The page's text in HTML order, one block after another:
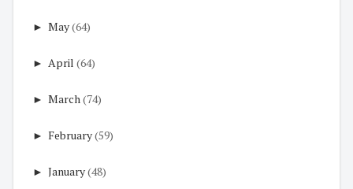
► May(64)
► April (64)
► March(74)
► February(59)
► January(48)